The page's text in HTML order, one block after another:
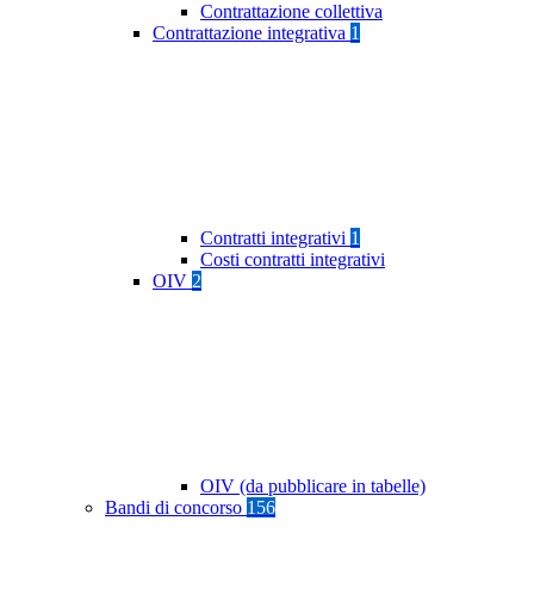
Contrattazione collettiva
Contrattazione integrativa 1
Contratti integrativi 1
Costi contratti integrativi
OIV 2
OIV (da pubblicare in tabelle)
Bandi di concorso 156